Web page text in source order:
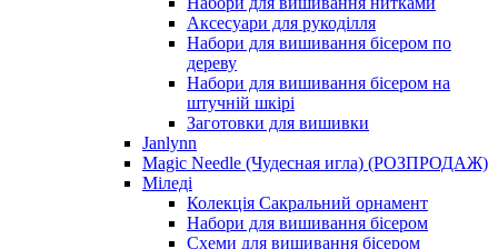
Аксесуари для рукоділля
Набори для вишивання бісером по
дереву
Набори для вишивання бісером на
штучній шкірі
Заготовки для вишивки
Janlynn
Magic Needle (Чудесная игла) (РОЗПРОДАЖ)
Міледі
Колекція Сакральний орнамент
Набори для вишивання бісером
Схеми для вишивання бісером